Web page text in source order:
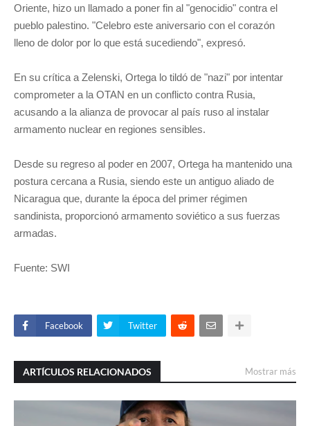
Oriente, hizo un llamado a poner fin al "genocidio" contra el
pueblo palestino. "Celebro este aniversario con el corazón
lleno de dolor por lo que está sucediendo", expresó.
En su crítica a Zelenski, Ortega lo tildó de "nazi" por intentar
comprometer a la OTAN en un conflicto contra Rusia,
acusando a la alianza de provocar al país ruso al instalar
armamento nuclear en regiones sensibles.
Desde su regreso al poder en 2007, Ortega ha mantenido una
postura cercana a Rusia, siendo este un antiguo aliado de
Nicaragua que, durante la época del primer régimen
sandinista, proporcionó armamento soviético a sus fuerzas
armadas.
Fuente: SWI
Facebook Twitter
ARTÍCULOS RELACIONADOS Mostrar más